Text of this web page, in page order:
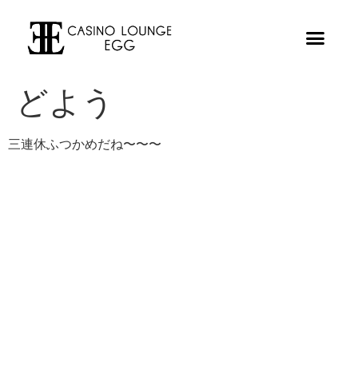
どよう
三連休ふつかめだね〜〜〜